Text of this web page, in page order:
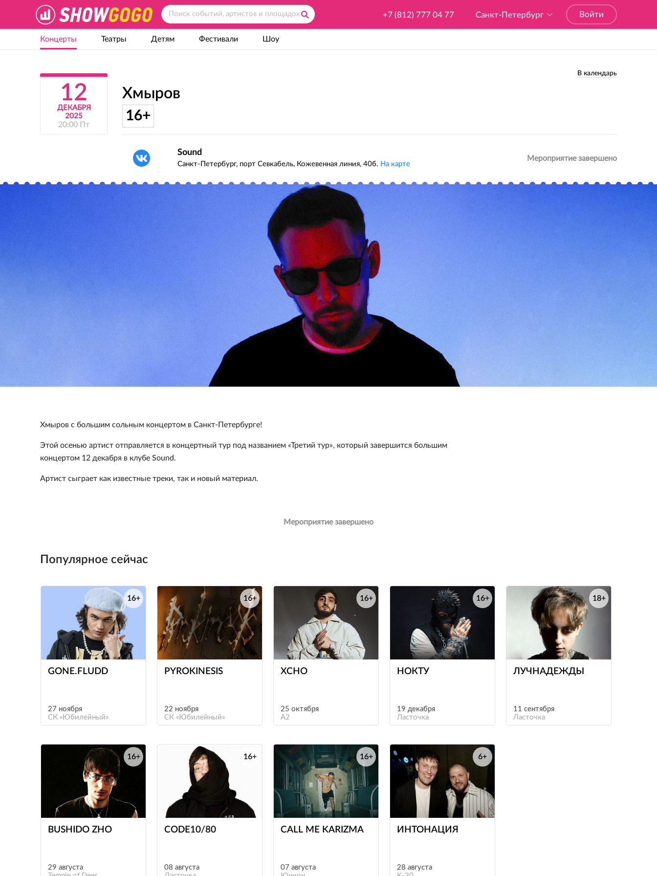
Войти
Санкт-Петербург
+7 (812) 777 04 77
Концерты Театры Детям Фестивали Шоу
В календарь
12
ДЕКАБРЯ
2025
20:00 Пт
Хмыров
16+
Sound
Санкт-Петербург, порт Севкабель, Кожевенная линия, 40б. На карте
Мероприятие завершено
Хмыров с большим сольным концертом в Санкт-Петербурге!
Этой осенью артист отправляется в концертный тур под названием «Третий тур», который завершится большим
концертом 12 декабря в клубе Sound.
Артист сыграет как известные треки, так и новый материал.
Мероприятие завершено
Популярное сейчас
е
GONE.FLUDD
27 ноября
СК «Юбилейный»
16+
е
PYROKINESIS
22 ноября
СК «Юбилейный»
16+
е
XCHO
25 октября
A2
16+
е
НОКТУ
19 декабря
Ласточка
16+
ЛУЧНАДЕЖДЫ
11 сентября
Ласточка
18+
е
BUSHIDO ZHO
29 августа
16+
е
CODE10/80
08 августа
16+
CALL ME KARIZMA
07 августа
16+
е
ИНТОНАЦИЯ
28 августа
6+